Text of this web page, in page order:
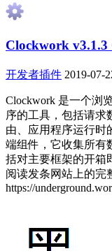
Clockwork v3.1.3
开发者插件 2019-07-
Clockwork 是一个浏
序的工具，包括请求
由、应用程序运行时
端组件，它收集所有
括对主要框架的开箱
阅读发条网站上的完
https://